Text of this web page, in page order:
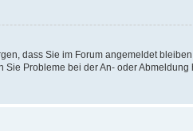
dass Sie im Forum angemeldet
Probleme bei der An- oder